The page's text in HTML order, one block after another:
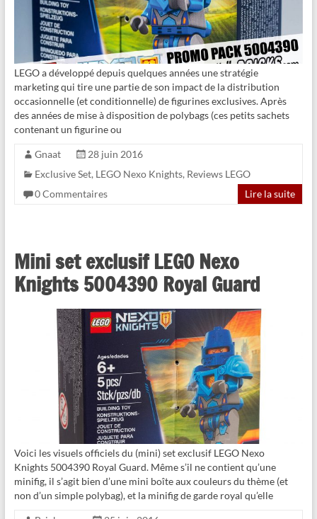
LEGO a développé depuis quelques années une stratégie
marketing qui tire une partie de son impact de la distribution
occasionnelle (et conditionnelle) de figurines exclusives. Après
des années de mise à disposition de polybags (ces petits sachets
contenant un figurine ou
Gnaat
28 juin 2016
Exclusive Set, LEGO Nexo Knights, Reviews LEGO
0 Commentaires
Lire la suite
Mini set exclusif LEGO Nexo
Knights 5004390 Royal Guard
Voici les visuels officiels du (mini) set exclusif LEGO Nexo
Knights 5004390 Royal Guard. Même s’il ne contient qu’une
minifig, il s’agit bien d’une mini boîte aux couleurs du thème (et
non d’un simple polybag), et la minifig de garde royal qu’elle